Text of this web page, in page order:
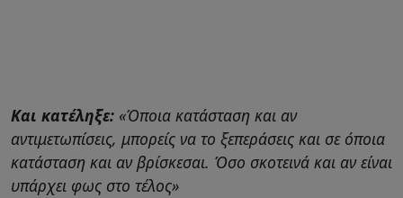
Και κατέληξε: «Όποια κατάσταση και αν
αντιμετωπίσεις, μπορείς να το ξεπεράσεις και σε όποια
κατάσταση και αν βρίσκεσαι. Όσο σκοτεινά και αν είναι
υπάρχει φως στο τέλος»